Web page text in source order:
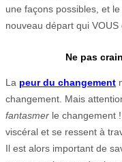
une façons possibles, et
nouveau départ qui VOUS
Ne pas
La peur du changement
changement. Mais
fantasmer le changement
viscéral et se ressent à
Il est alors important de